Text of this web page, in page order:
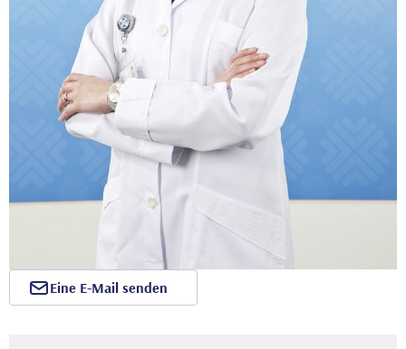
Eine E-Mail senden